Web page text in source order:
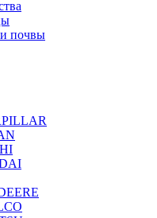
почвы